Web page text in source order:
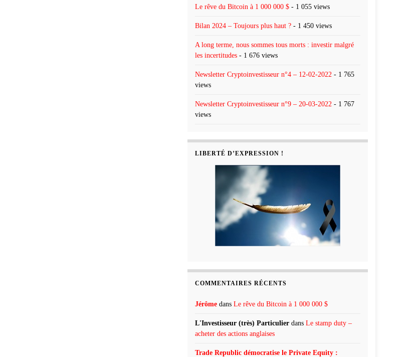
Le rêve du Bitcoin à 1 000 000 $ - 1 055 views
Bilan 2024 – Toujours plus haut ? - 1 450 views
A long terme, nous sommes tous morts : investir malgré
les incertitudes - 1 676 views
Newsletter Cryptoinvestisseur n°4 – 12-02-2022 - 1 765
views
Newsletter Cryptoinvestisseur n°9 – 20-03-2022 - 1 767
views
LIBERTÉ D’EXPRESSION !
COMMENTAIRES RÉCENTS
Jérôme dans Le rêve du Bitcoin à 1 000 000 $
L'Investisseur (très) Particulier dans Le stamp duty –
acheter des actions anglaises
Trade Republic démocratise le Private Equity :